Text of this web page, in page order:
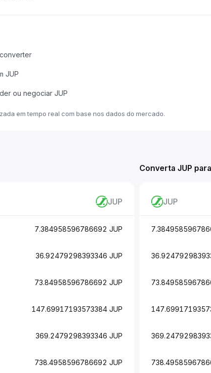
JUP
ou negociar JUP
em tempo real com base nos dados do mercado.
Converta JUP
JUP
JUP
7.384958596786692 JUP
36.92479298393346 JUP
73.84958596786692 JUP
147.69917193573384 JUP
369.2479298393346 JUP
738.4958596786692 JUP